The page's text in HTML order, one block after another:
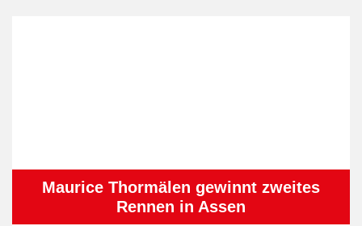
Maurice Thormälen gewinnt zweites
Rennen in Assen